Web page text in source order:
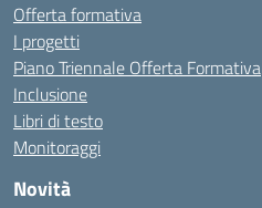
Offerta formativa
I progetti
Piano Triennale Offerta Formativa
Inclusione
Libri di testo
Monitoraggi
Novità